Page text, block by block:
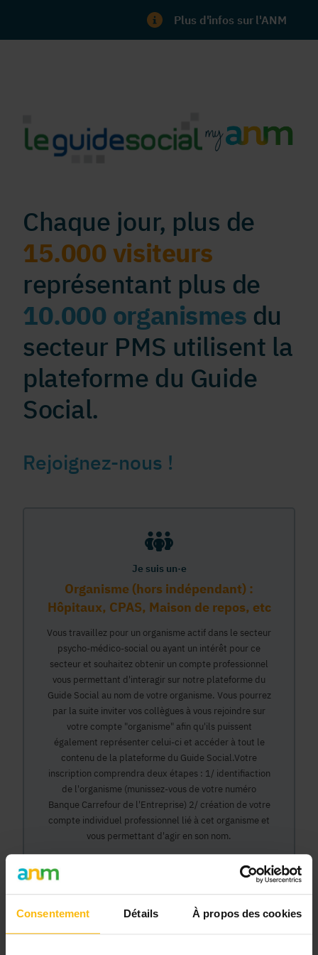
Consentement Détails À propos des cookies
Plus d'infos sur l'ANM
Chaque jour, plus de
15.000 visiteurs
représentant plus de
10.000 organismes du
secteur PMS utilisent la
plateforme du Guide
Social.
Rejoignez-nous !
Je suis un·e
Organisme (hors indépendant) :
Hôpitaux, CPAS, Maison de repos, etc
Vous travaillez pour un organisme actif dans le secteur
psycho-médico-social ou ayant un intérêt pour ce
secteur et souhaitez obtenir un compte professionnel
vous permettant d'interagir sur notre plateforme du
Guide Social au nom de votre organisme. Vous pourrez
par la suite inviter vos collègues à vous rejoindre sur
votre compte "organisme" afin qu'ils puissent
également représenter celui-ci et accéder à tout le
contenu de la plateforme du Guide Social.Votre
inscription comprendra deux étapes : 1/ identifiaction
de l'organisme (munissez-vous de votre numéro
Banque Carrefour de l'Entreprise) 2/ création de votre
compte individuel professionnel lié à cet organisme et
vous permettant d'agir en son nom.